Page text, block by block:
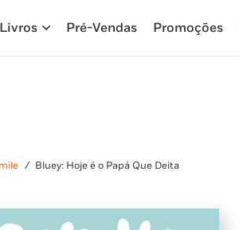
Livros Pré-Vendas Promoções
/ Bluey: Hoje é o Papá Que Deita